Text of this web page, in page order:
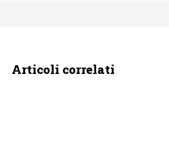
Articoli correlati